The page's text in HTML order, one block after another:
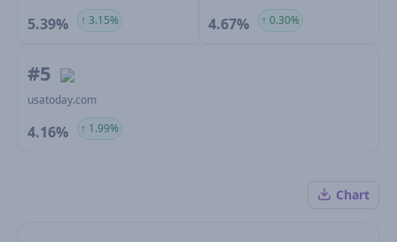
5.39% ↑ 3.15% 4.67% ↑ 0.30%
#5
usatoday.com
4.16% ↑ 1.99%
Chart